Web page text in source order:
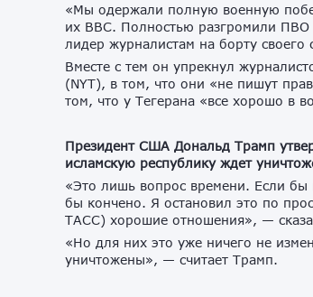
«Мы одержали полную военную
их ВВС. Полностью разгромили ПВО
лидер журналистам на борту своего
Вместе с тем он упрекнул
(NYT), в том, что они «не пишут
том, что у Тегерана «все хорошо в
Президент США Дональд Трамп
исламскую республику ждет
«Это лишь вопрос времени. Если
бы кончено. Я остановил это по
ТАСС) хорошие отношения», —
«Но для них это уже ничего не
уничтожены», — считает Трамп.